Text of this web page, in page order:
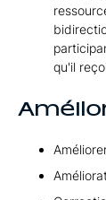
qu'il